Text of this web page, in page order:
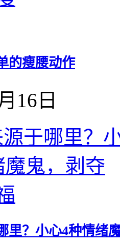
的瘦腰动作
16日
里？小心4种情绪